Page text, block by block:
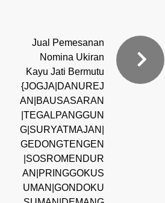
Jual Pemesanan
Nomina Ukiran
Kayu Jati Bermutu
{JOGJA|DANUREJ
AN|BAUSASARAN
|TEGALPANGGUN
G|SURYATMAJAN|
GEDONGTENGEN
|SOSROMENDUR
AN|PRINGGOKUS
UMAN|GONDOKU